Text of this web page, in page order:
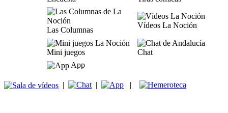
Las Columnas
Vídeos La Noción
Mini juegos
Chat
App
| | |